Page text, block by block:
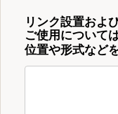
リンク設置およ
ご使用について
位置や形式など